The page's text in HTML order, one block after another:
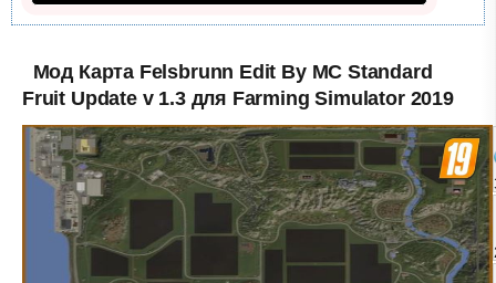
Мод Карта Felsbrunn Edit By MC Standard
Fruit Update v 1.3 для Farming Simulator 2019